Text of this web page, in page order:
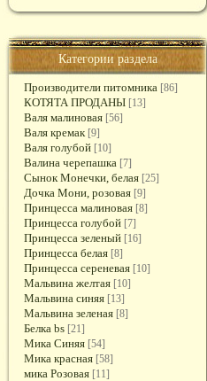
Категории раздела
Производители питомника [86]
КОТЯТА ПРОДАНЫ [13]
Валя малиновая [56]
Валя кремак [9]
Валя голубой [10]
Валина черепашка [7]
Сынок Монечки, белая [25]
Дочка Мони, розовая [9]
Принцесса малиновая [8]
Принцесса голубой [7]
Принцесса зеленый [16]
Принцесса белая [8]
Принцесса сереневая [10]
Мальвина желтая [10]
Мальвина синяя [13]
Мальвина зеленая [8]
Белка bs [21]
Мика Синяя [54]
Мика красная [58]
мика Розовая [11]